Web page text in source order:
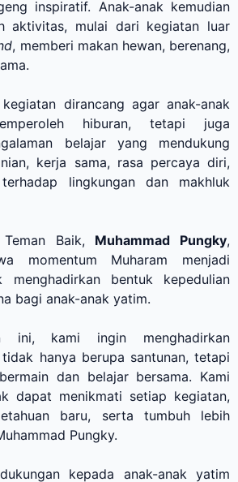
inspiratif. Anak-anak kemudian
aktivitas, mulai dari kegiatan luar
, memberi makan hewan, berenang,
dirancang agar anak-anak
hiburan, tetapi juga
belajar yang mendukung
kerja sama, rasa percaya diri,
lingkungan dan makhluk
Baik, Muhammad Pungky,
momentum Muharam menjadi
menghadirkan bentuk kepedulian
bagi anak-anak yatim.
ini, kami ingin menghadirkan
hanya berupa santunan, tetapi
dan belajar bersama. Kami
dapat menikmati setiap kegiatan,
baru, serta tumbuh lebih
Pungky.
kepada anak-anak yatim